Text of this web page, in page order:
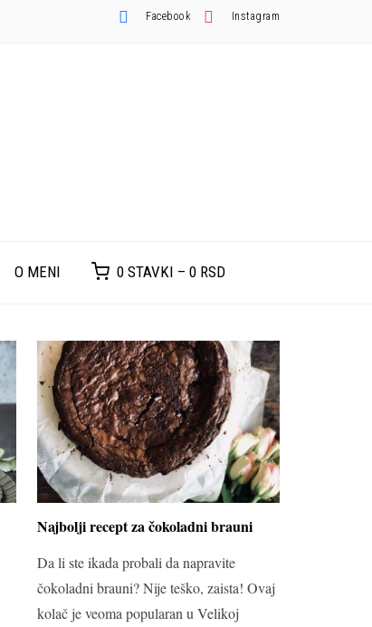
Facebook Instagram
O MENI 0 STAVKI – 0 RSD
Najbolji recept za čokoladni brauni
Da li ste ikada probali da napravite
čokoladni brauni? Nije teško, zaista! Ovaj
kolač je veoma popularan u Velikoj